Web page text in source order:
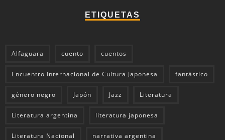
ETIQUETAS
Alfaguara cuento cuentos
Encuentro Internacional de Cultura Japonesa fantástico
género negro Japón Jazz Literatura
Literatura argentina literatura japonesa
Literatura Nacional narrativa argentina